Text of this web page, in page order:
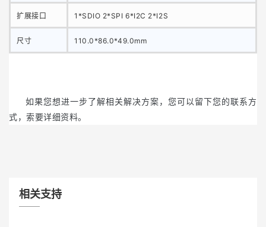
扩展接口 1*SDIO 2*SPI 6*I2C 2*I2S
尺寸 110.0*86.0*49.0mm
如果您想进一步了解相关解决方案，您可以留下您的联系方
式，索要详细资料。
相关支持